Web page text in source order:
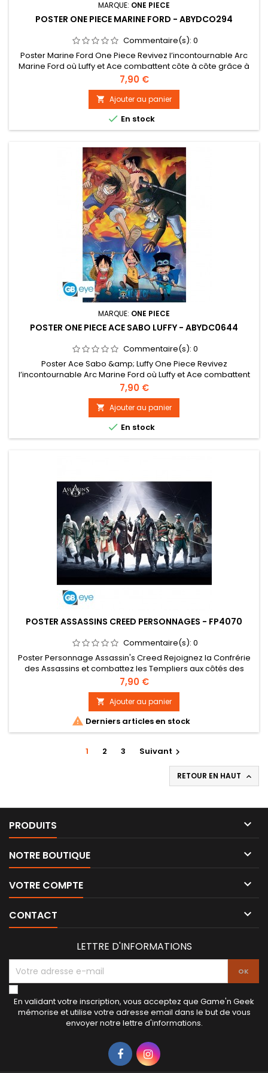
MARQUE: ONE PIECE
POSTER ONE PIECE MARINE FORD - ABYDCO294
Commentaire(s): 0
Poster Marine Ford One Piece Revivez l’incontournable Arc
Marine Ford où Luffy et Ace combattent côte à côte grâce à
ce poster One Piece par GB eye. - Grammage : 170 g/m² sur
papier brillant. Impression haute qualité en offset. - Les
posters mesurent 91,5 x 61 cm. - Certifié FSC : ce produit est
issu de forêts gérées durablement
Prix
7,90 €
 Ajouter au panier
 En stock
MARQUE: ONE PIECE
POSTER ONE PIECE ACE SABO LUFFY - ABYDC0644
Commentaire(s): 0
Poster Ace Sabo &amp; Luffy One Piece Revivez
l’incontournable Arc Marine Ford où Luffy et Ace combattent
côte à côte grâce à ce poster One Piece par GB eye. -
Grammage : 170 g/m² sur papier brillant. Impression haute
qualité en offset. - Les posters mesurent 91,5 x 61 cm. - Certifié
FSC : ce produit est issu de forêts gérées durablement
Prix
7,90 €
 Ajouter au panier
 En stock
POSTER ASSASSINS CREED PERSONNAGES - FP4070
Commentaire(s): 0
Poster Personnage Assassin's Creed Rejoignez la Confrérie
des Assassins et combattez les Templiers aux côtés des
meilleurs Assassins de l'histoire ! Ils n'attendent plus que vous
sur ce poster Assassin's Creed par GB eye. - Grammage : 170
g/m² sur papier brillant. Impression haute qualité en offset. -
Les posters mesurent 91,5 x 61 cm. - Certifié FSC :...
Prix
7,90 €
 Ajouter au panier
 Derniers articles en stock
1 2 3 Suivant 
RETOUR EN HAUT 
PRODUITS 
NOTRE BOUTIQUE 
VOTRE COMPTE 
CONTACT 
LETTRE D'INFORMATIONS
En validant votre inscription, vous acceptez que Game'n Geek
mémorise et utilise votre adresse email dans le but de vous
envoyer notre lettre d'informations.